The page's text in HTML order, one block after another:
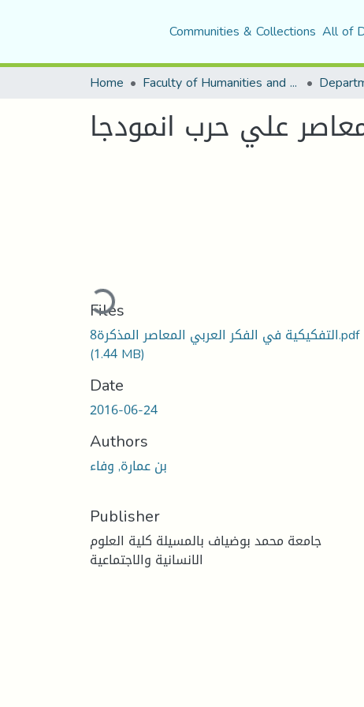
Communities & Collections All of
Home Faculty of Humanities and Social Sciences
علي حرب انمودجا
Loading...
Files
التفكيكية في الفكر العربي المعاصر المذكرة8.pdf
(1.44 MB)
Date
2016-06-24
Authors
بن عمارة, وفاء
Publisher
جامعة محمد بوضياف بالمسيلة كلية العلوم
الانسانية والاجتماعية